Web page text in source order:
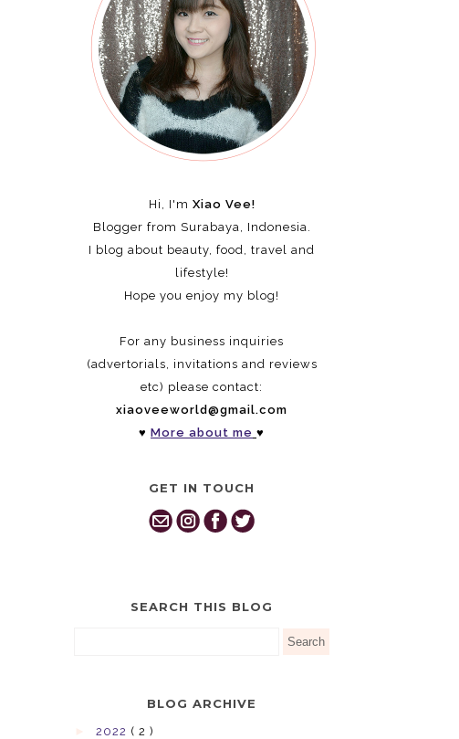
Hi, I'm Xiao Vee!
Blogger from Surabaya, Indonesia.
I blog about beauty, food, travel and
lifestyle!
Hope you enjoy my blog!
For any business inquiries
(advertorials, invitations and reviews
etc) please contact:
xiaoveeworld@gmail.com
♥ More about me ♥
GET IN TOUCH
SEARCH THIS BLOG
BLOG ARCHIVE
2022 ( 2 )